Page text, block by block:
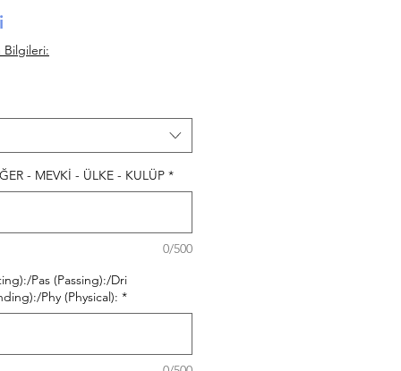
Bilgileri:
- MEVKİ - ÜLKE - KULÜP *
0/500
Pas (Passing):/Dri
Phy (Physical): *